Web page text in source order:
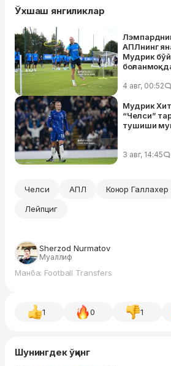
Ўхшаш янгиликлар
АПЛнинг
Мудрик
4 авг, 00:52
Мудрик
“Челси”
тушиши
3 авг, 14:45
Челси АПЛ Конор Галлахер
Лейпциг
Sherzod Nurmatov
Муаллиф
Манба: Football Transfers
1 0 1
Шунингдек ўқинг